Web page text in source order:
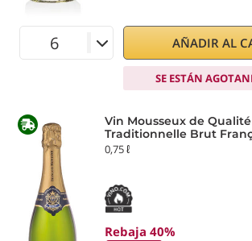
AÑADIR AL
SE ESTÁN
Vin Mousseux de
Traditionnelle Brut
0,75 ℓ
Rebaja 40%